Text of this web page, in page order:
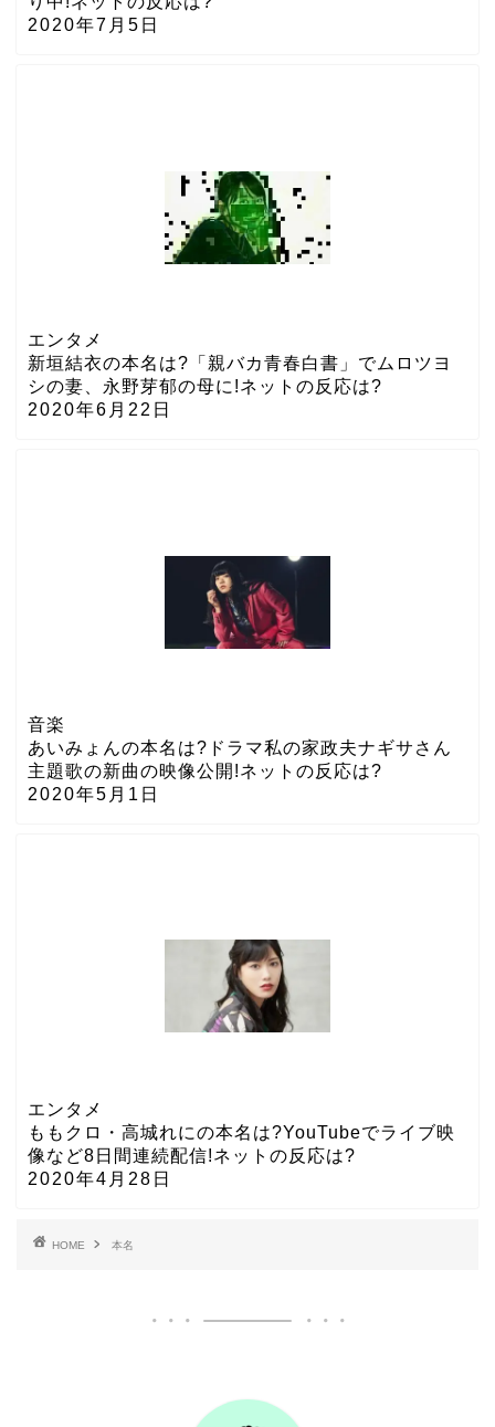
2020年7月5日
エンタメ
新垣結衣の本名は?「親バカ青春白書」でムロツヨ
シの妻、永野芽郁の母に!ネットの反応は?
2020年6月22日
音楽
あいみょんの本名は?ドラマ私の家政夫ナギサさん
主題歌の新曲の映像公開!ネットの反応は?
2020年5月1日
エンタメ
ももクロ・高城れにの本名は?YouTubeでライブ映
像など8日間連続配信!ネットの反応は?
2020年4月28日
HOME 本名